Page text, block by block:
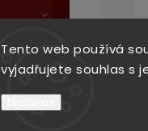
Tento web používá
vyjadřujete souhlas s